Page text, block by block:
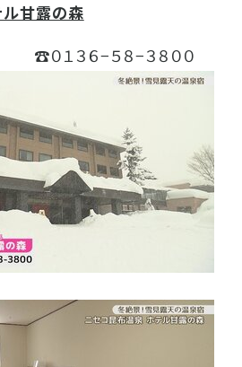
甘露の森
☎０１３６−５８−３８００